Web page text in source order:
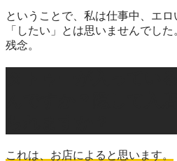
ということで、私は仕事中、エロ
「 したい 」とは思いませんでした
残念。
これは、お店によると思います。